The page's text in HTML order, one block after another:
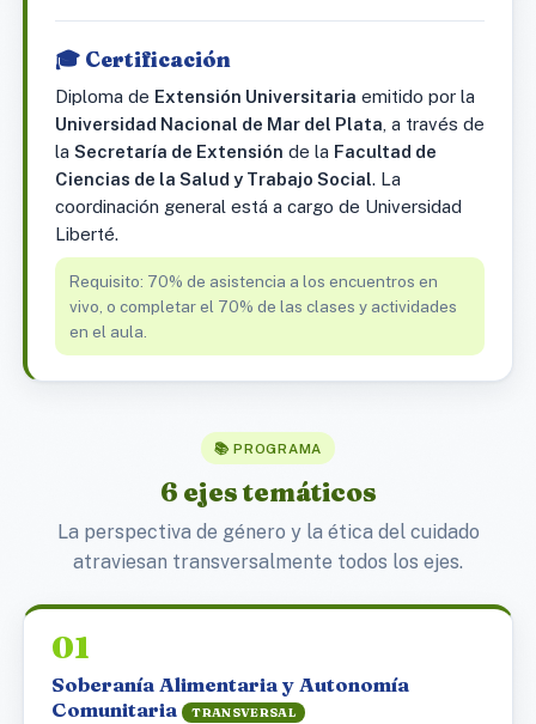
🎓 Certificación
Diploma de Extensión Universitaria emitido por la
Universidad Nacional de Mar del Plata , a través de
la Secretaría de Extensión de la Facultad de
Ciencias de la Salud y Trabajo Social. La
coordinación general está a cargo de Universidad
Liberté.
Requisito: 70% de asistencia a los encuentros en
vivo, o completar el 70% de las clases y actividades
en el aula.
📚 PROGRAMA
6 ejes temáticos
La perspectiva de género y la ética del cuidado
atraviesan transversalmente todos los ejes.
01
Soberanía Alimentaria y Autonomía
Comunitaria
TRANSVERSAL